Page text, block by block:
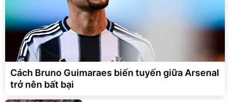
Cách Bruno Guimaraes biến tuyến giữa Arsenal
trở nên bất bại